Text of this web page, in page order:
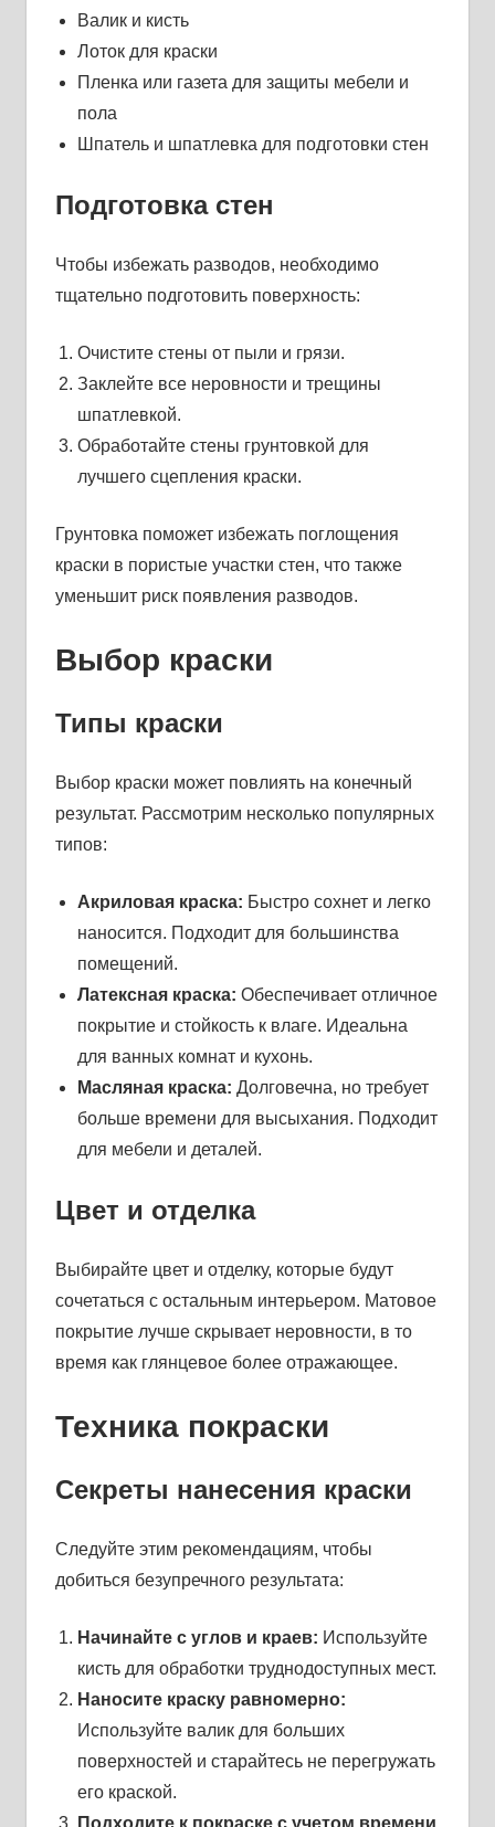
Валик и кисть
Лоток для краски
Пленка или газета для защиты мебели и
пола
Шпатель и шпатлевка для подготовки стен
Подготовка стен
Чтобы избежать разводов, необходимо
тщательно подготовить поверхность:
Очистите стены от пыли и грязи.
Заклейте все неровности и трещины
шпатлевкой.
Обработайте стены грунтовкой для
лучшего сцепления краски.
Грунтовка поможет избежать поглощения
краски в пористые участки стен, что также
уменьшит риск появления разводов.
Выбор краски
Типы краски
Выбор краски может повлиять на конечный
результат. Рассмотрим несколько популярных
типов:
Акриловая краска: Быстро сохнет и легко
наносится. Подходит для большинства
помещений.
Латексная краска: Обеспечивает отличное
покрытие и стойкость к влаге. Идеальна
для ванных комнат и кухонь.
Масляная краска: Долговечна, но требует
больше времени для высыхания. Подходит
для мебели и деталей.
Цвет и отделка
Выбирайте цвет и отделку, которые будут
сочетаться с остальным интерьером. Матовое
покрытие лучше скрывает неровности, в то
время как глянцевое более отражающее.
Техника покраски
Секреты нанесения краски
Следуйте этим рекомендациям, чтобы
добиться безупречного результата:
Начинайте с углов и краев: Используйте
кисть для обработки труднодоступных мест.
Наносите краску равномерно:
Используйте валик для больших
поверхностей и старайтесь не перегружать
его краской.
Подходите к покраске с учетом времени